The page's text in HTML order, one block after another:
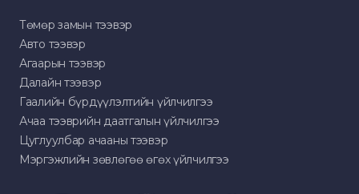
Төмөр замын тээвэр
Авто тээвэр
Агаарын тээвэр
Далайн тээвэр
Гаалийн бүрдүүлэлтийн үйлчилгээ
Ачаа тээврийн даатгалын үйлчилгээ
Цуглуулбар ачааны тээвэр
Мэргэжлийн зөвлөгөө өгөх үйлчилгээ